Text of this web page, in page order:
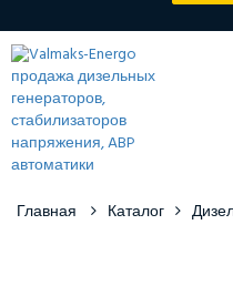
Главная Каталог